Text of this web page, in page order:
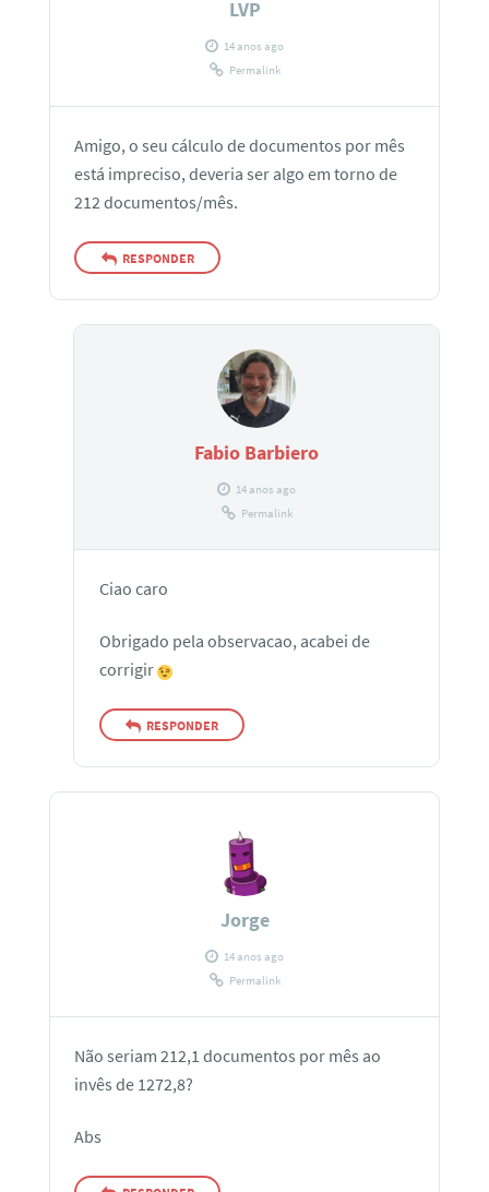
LVP
14 anos ago
Permalink
Amigo, o seu cálculo de documentos por mês
está impreciso, deveria ser algo em torno de
212 documentos/mês.
RESPONDER
Fabio Barbiero
14 anos ago
Permalink
Ciao caro
Obrigado pela observacao, acabei de
corrigir
RESPONDER
Jorge
14 anos ago
Permalink
Não seriam 212,1 documentos por mês ao
invês de 1272,8?
Abs